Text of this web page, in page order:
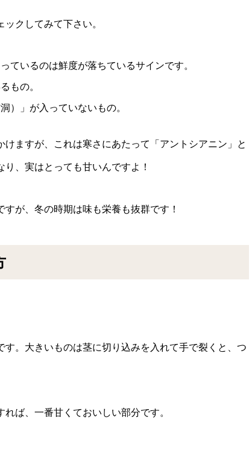
クしてみて下さい。
ているのは鮮度が落ちているサインです。
もの。
）」が入っていないもの。
ますが、これは寒さにあたって「アントシアニン」と
、実はとっても甘いんですよ！
が、冬の時期は味も栄養も抜群です！
す。大きいものは茎に切り込みを入れて手で裂くと、つ
ば、一番甘くておいしい部分です。